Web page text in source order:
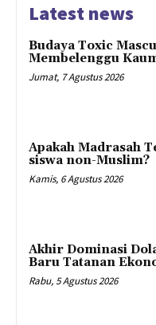
Latest news
Budaya Toxic
Membelenggu
Jumat, 7 Agustus 2026
Apakah Madrasah
siswa non-Muslim?
Kamis, 6 Agustus 2026
Akhir Dominasi
Baru Tatanan
Rabu, 5 Agustus 2026